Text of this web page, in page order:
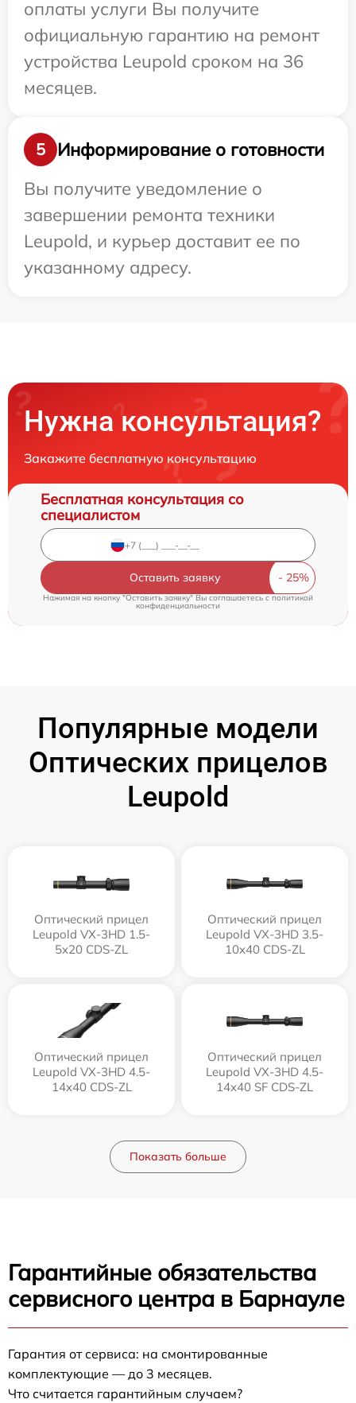
оплаты услуги Вы получите
официальную гарантию на ремонт
устройства Leupold сроком на 36
месяцев.
5
Информирование о готовности
Вы получите уведомление о
завершении ремонта техники
Leupold, и курьер доставит ее по
указанному адресу.
Нужна консультация?
Закажите бесплатную консультацию
Бесплатная консультация со
специалистом
Оставить заявку
Нажимая на кнопку "Оставить заявку" Вы соглашаетесь c политикой
конфиденциальности
Популярные модели
Оптических прицелов
Leupold
Оптический прицел
Leupold VX-3HD 1.5-
5x20 CDS-ZL
Оптический прицел
Leupold VX-3HD 3.5-
10x40 CDS-ZL
Оптический прицел
Leupold VX-3HD 4.5-
14x40 CDS-ZL
Оптический прицел
Leupold VX-3HD 4.5-
14x40 SF CDS-ZL
Показать больше
Гарантийные обязательства
сервисного центра в Барнауле
Гарантия от сервиса: на смонтированные
комплектующие — до 3 месяцев.
Что считается гарантийным случаем?